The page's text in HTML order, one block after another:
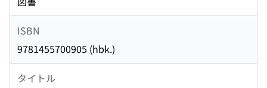
ISBN
9781455700905 (hbk.)
タイトル